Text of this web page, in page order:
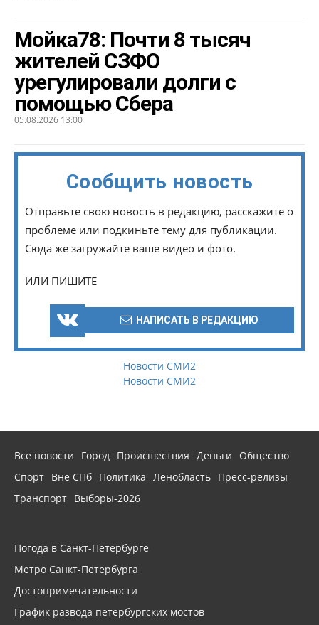
Мойка78: Почти 8 тысяч
жителей СЗФО
урегулировали долги с
помощью Сбера
05.08.2026 13:00
Сообщить новость
Отправьте свою новость в редакцию, расскажите о
проблеме или подкиньте тему для публикации.
Сюда же загружайте ваше видео и фото.
ИЛИ ПИШИТЕ
НАПИСАТЬ В РЕДАКЦИЮ
Новости СМИ2
Новости СМИ2
Все новости Город Происшествия Деньги
Общество
Спорт Вне СПб Политика Ленобласть Пресс-релизы
Транспорт Выборы-2026
Погода в Санкт-Петербурге
Метро Санкт-Петербурга
Достопримечательности
График развода петербургских мостов